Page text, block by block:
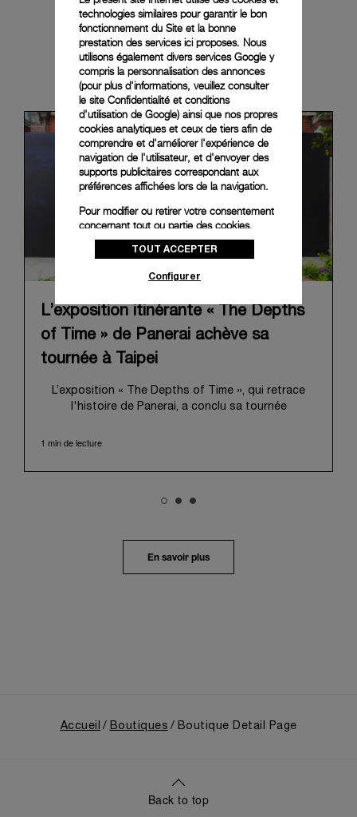
News & Events
L’exposition itinérante « The Depths
of Time » de Panerai achève sa
tournée à Taipei
L’exposition « The Depths of Time », qui retrace
l'histoire de Panerai, a conclu sa tournée
visiteurs ont pu venir l’admirer dans le Huashan
historique. Fort d'une histoire séculaire, ce lieu
mêlant harmonieusement le patrimoine local au
évolution depuis ses origines en tant que
1 min de lecture
En savoir plus
Accueil Boutiques Boutique Detail Page
Back to top
technologies similaires pour garantir le bon
fonctionnement du Site et la bonne
prestation des services ici proposes. Nous
utilisons également divers services Google y
compris la personnalisation des annonces
(pour plus d'informations, veuillez consulter
le site Confidentialité et conditions
d'utilisation de Google) ainsi que nos propres
cookies analytiques et ceux de tiers afin de
comprendre et d'améliorer l'expérience de
navigation de l'utilisateur, et d'envoyer des
supports publicitaires correspondant aux
préférences affichées lors de la navigation.
Pour modifier ou retirer votre consentement
concernant tout ou partie des cookies,
cliquez sur « Configurer » ou consultez notre
politique des cookiespour obtenir plus
donnez votre consentement pour l’utilisation
donnez votre consentement uniquement
TOUT ACCEPTER
Configurer